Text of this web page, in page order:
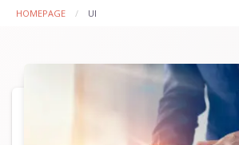
HOMEPAGE UI